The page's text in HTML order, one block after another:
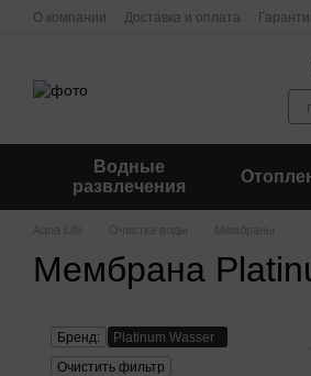
Перейти к основному контенту
О компании Доставка и оплата
Водные
развлечения
Aqua Life Очистка воды Мембраны
Мембрана
Бренд:
Platinum Wasser
Очистить фильтр